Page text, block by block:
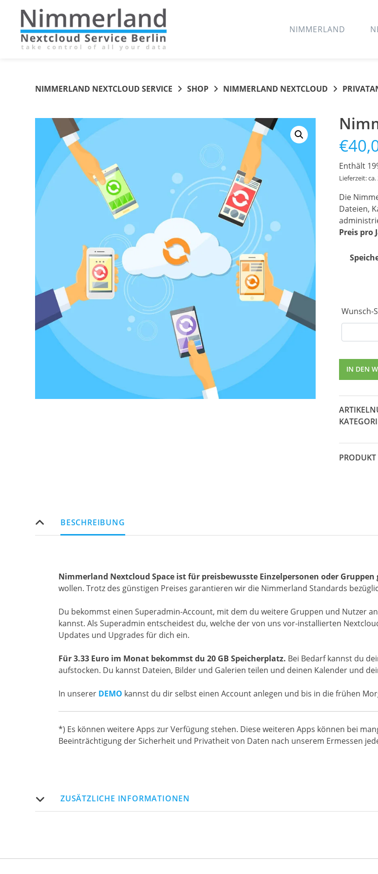
NIMMERLAND
NIMMERLAND NEXTCLOUD SERVICE SHOP NIMMERLAND NEXTCLOUD
€
Enthält
Lieferzeit:
Die
Dateien,
Preis pro
Wunsch-
[Digital]
Menge
IN DEN
BESCHREIBUNG
Nimmerland Nextcloud Space ist für preisbewusste Einzelpersonen oder Gruppen
wollen. Trotz des günstigen Preises garantieren wir die Nimmerland Standards
Du bekommst einen Superadmin-Account, mit dem du weitere Gruppen und Nutzer
kannst. Als Superadmin entscheidest du, welche der von uns vor-installierten
Updates und Upgrades für dich ein.
Für 3.33 Euro im Monat bekommst du 20 GB Speicherplatz. Bei Bedarf kannst du
aufstocken. Du kannst Dateien, Bilder und Galerien teilen und deinen Kalender und
In unserer DEMO kannst du dir selbst einen Account anlegen und bis in die frühen
*) Es können weitere Apps zur Verfügung stehen. Diese weiteren Apps können bei
Beeinträchtigung der Sicherheit und Privatheit von Daten nach unserem Ermessen
ZUSÄTZLICHE INFORMATIONEN